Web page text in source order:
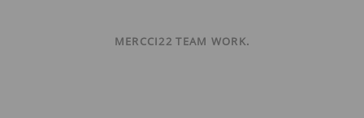
MERCCI22 TEAM WORK.